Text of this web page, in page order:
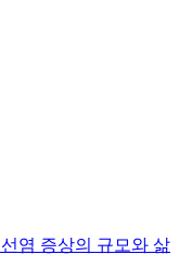
염 증상의 규모와 삶